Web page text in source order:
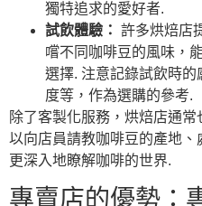
獨特追求的愛好者.
試飲體驗： 許多烘焙店
嚐不同咖啡豆的風味，
選擇. 注意記錄試飲時
度等，作為選購的參考.
除了客製化服務，烘焙店通
以向店員請教咖啡豆的產地、
更深入地瞭解咖啡的世界.
專賣店的優勢：